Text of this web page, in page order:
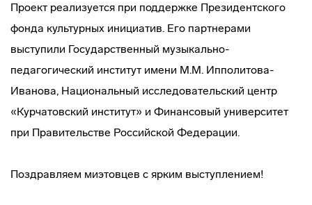
Проект реализуется при поддержке Президентского
фонда культурных инициатив. Его партнерами
выступили Государственный музыкально-
педагогический институт имени М.М. Ипполитова-
Иванова, Национальный исследовательский центр
«Курчатовский институт» и Финансовый университет
при Правительстве Российской Федерации.
Поздравляем миэтовцев с ярким выступлением!